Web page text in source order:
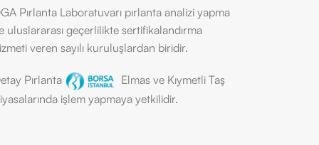
Pırlanta Laboratuvarı pırlanta analizi yapma
uluslararası geçerlilikte sertifikalandırma
veren sayılı kuruluşlardan biridir.
Pırlanta
Elmas ve Kıymetli Taş
işlem yapmaya yetkilidir.